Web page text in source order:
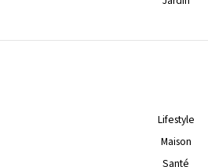
Lifestyle
Maison
Santé